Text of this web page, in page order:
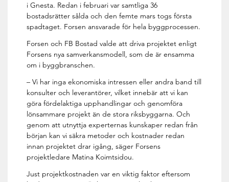
i Gnesta. Redan i februari var samtliga 36
bostadsrätter sålda och den femte mars togs första
spadtaget. Forsen ansvarade för hela byggprocessen.
Forsen och FB Bostad valde att driva projektet enligt
Forsens nya samverkansmodell, som de är ensamma
om i byggbranschen.
– Vi har inga ekonomiska intressen eller andra band till
konsulter och leverantörer, vilket innebär att vi kan
göra fördelaktiga upphandlingar och genomföra
lönsammare projekt än de stora riksbyggarna. Och
genom att utnyttja experternas kunskaper redan från
början kan vi säkra metoder och kostnader redan
innan projektet drar igång, säger Forsens
projektledare Matina Koimtsidou.
Just projektkostnaden var en viktig faktor eftersom